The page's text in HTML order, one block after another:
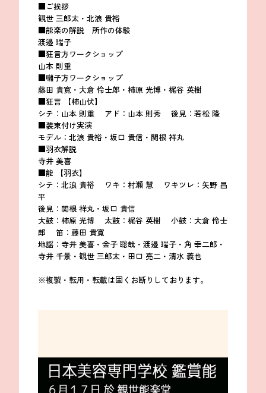
■ご挨拶
観世 三郎太・北浪 貴裕
■能楽の解説 所作の体験
渡邉 瑞子
■狂言方ワークショップ
山本 則重
■囃子方ワークショップ
藤田 貴寛・大倉 伶士郎・柿原 光博・梶谷 英樹
■狂言 【柿山伏】
シテ：山本 則重 アド：山本 則秀 後見：若松 隆
■装束付け実演
モデル：北浪 貴裕・坂口 貴信・関根 祥丸
■羽衣解説
寺井 美喜
■能 【羽衣】
シテ：北浪 貴裕 ワキ：村瀬 慧 ワキツレ：矢野 昌
平
後見：関根 祥丸・坂口 貴信
大鼓：柿原 光博 太鼓：梶谷 英樹 小鼓：大倉 伶士
郎 笛：藤田 貴寛
地謡：寺井 美喜・金子 聡哉・渡邉 瑞子・角 幸二郎・
寺井 千景・観世 三郎太・田口 亮二・清水 義也
※複製・転用・転載は固くお断りしております。